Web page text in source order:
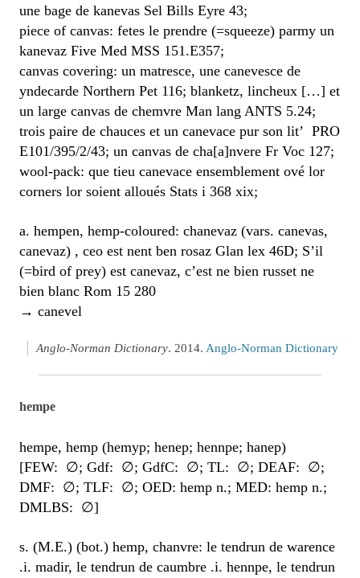
une bage de kanevas Sel Bills Eyre 43;
piece of canvas: fetes le prendre (=squeeze) parmy un
kanevaz Five Med MSS 151.E357;
canvas covering: un matresce, une canevesce de
yndecarde Northern Pet 116; blanketz, lincheux […] et
un large canvas de chemvre Man lang ANTS 5.24;
trois paire de chauces et un canevace pur son lit’ PRO
E101/395/2/43; un canvas de cha[a]nvere Fr Voc 127;
wool-pack: que tieu canevace ensemblement ové lor
corners lor soient alloués Stats i 368 xix;
a. hempen, hemp-coloured: chanevaz (vars. canevas,
canevaz) , ceo est nent ben rosaz Glan lex 46D; S’il
(=bird of prey) est canevaz, c’est ne bien russet ne
bien blanc Rom 15 280
→ canevel
Anglo-Norman Dictionary. 2014. Anglo-Norman Dictionary
hempe
hempe, hemp (hemyp; henep; hennpe; hanep)
[FEW: ∅; Gdf: ∅; GdfC: ∅; TL: ∅; DEAF: ∅;
DMF: ∅; TLF: ∅; OED: hemp n.; MED: hemp n.;
DMLBS: ∅]
s. (M.E.) (bot.) hemp, chanvre: le tendrun de warence
.i. madir, le tendrun de caumbre .i. hennpe, le tendrun